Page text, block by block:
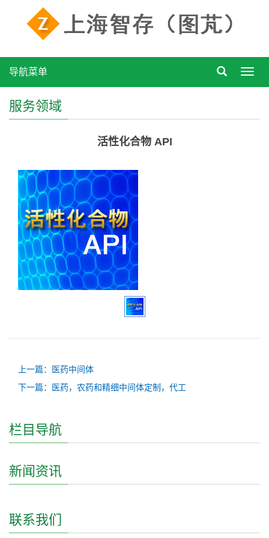
导航菜单
服务领域
活性化合物 API
上一篇：医药中间体
下一篇：医药，农药和精细中间体定制，代工
栏目导航
新闻资讯
联系我们